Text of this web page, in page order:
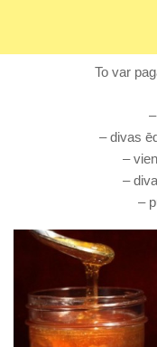
To var
– divas
–
–
–